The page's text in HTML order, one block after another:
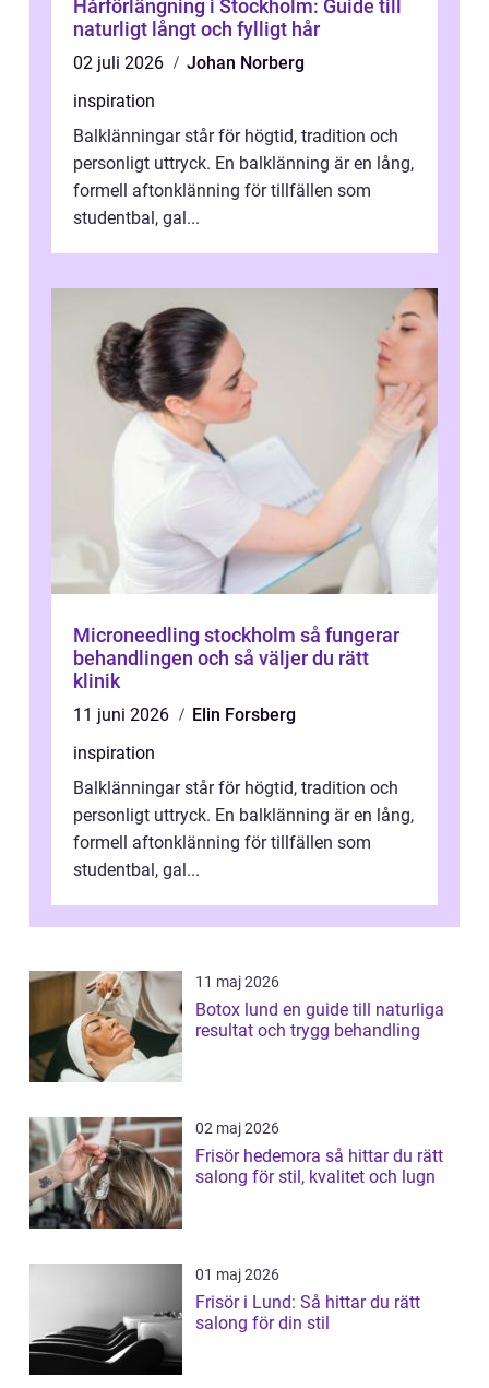
Hårförlängning i Stockholm: Guide till
naturligt långt och fylligt hår
02 juli 2026
Johan Norberg
inspiration
Balklänningar står för högtid, tradition och
personligt uttryck. En balklänning är en lång,
formell aftonklänning för tillfällen som
studentbal, gal...
Microneedling stockholm så fungerar
behandlingen och så väljer du rätt
klinik
11 juni 2026
Elin Forsberg
inspiration
Balklänningar står för högtid, tradition och
personligt uttryck. En balklänning är en lång,
formell aftonklänning för tillfällen som
studentbal, gal...
11 maj 2026
Botox lund en guide till naturliga
resultat och trygg behandling
02 maj 2026
Frisör hedemora så hittar du rätt
salong för stil, kvalitet och lugn
01 maj 2026
Frisör i Lund: Så hittar du rätt
salong för din stil